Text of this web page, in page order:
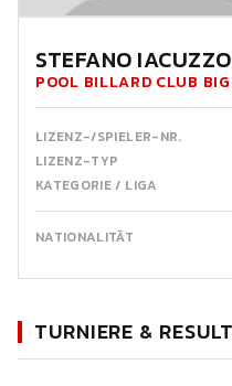
STEFANO IACUZZO
POOL BILLARD CLUB
LIZENZ-/SPIELER-NR.
LIZENZ-TYP
KATEGORIE / LIGA
NATIONALITÄT
TURNIERE &